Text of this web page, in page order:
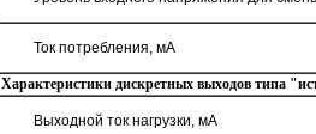
Ток потребления, мА
Характеристики дискретных выходов типа
Выходной ток нагрузки, мА